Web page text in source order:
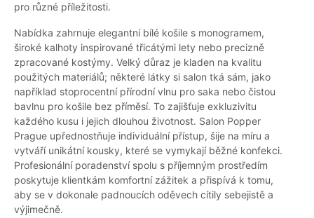
pro různé příležitosti.
Nabídka zahrnuje elegantní bílé košile s monogramem,
široké kalhoty inspirované třicátými lety nebo precizně
zpracované kostýmy. Velký důraz je kladen na kvalitu
použitých materiálů; některé látky si salon tká sám, jako
například stoprocentní přírodní vlnu pro saka nebo čistou
bavlnu pro košile bez příměsí. To zajišťuje exkluzivitu
každého kusu i jejich dlouhou životnost. Salon Popper
Prague upřednostňuje individuální přístup, šije na míru a
vytváří unikátní kousky, které se vymykají běžné konfekci.
Profesionální poradenství spolu s příjemným prostředím
poskytuje klientkám komfortní zážitek a přispívá k tomu,
aby se v dokonale padnoucích oděvech cítily sebejistě a
výjimečně.